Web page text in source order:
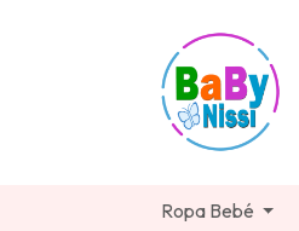
Ropa Bebé